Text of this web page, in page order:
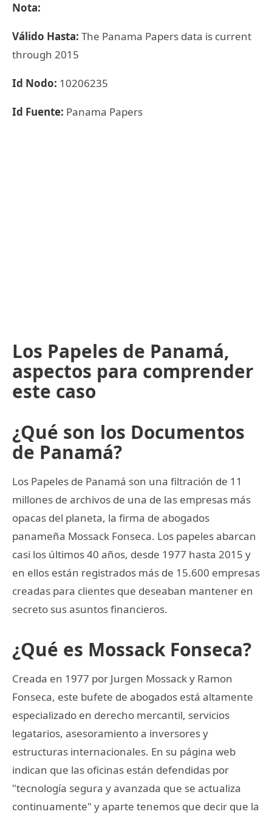
Nota:
Válido Hasta: The Panama Papers data is current
through 2015
Id Nodo: 10206235
Id Fuente: Panama Papers
Los Papeles de Panamá,
aspectos para comprender
este caso
¿Qué son los Documentos
de Panamá?
Los Papeles de Panamá son una filtración de 11
millones de archivos de una de las empresas más
opacas del planeta, la firma de abogados
panameña Mossack Fonseca. Los papeles abarcan
casi los últimos 40 años, desde 1977 hasta 2015 y
en ellos están registrados más de 15.600 empresas
creadas para clientes que deseaban mantener en
secreto sus asuntos financieros.
¿Qué es Mossack Fonseca?
Creada en 1977 por Jurgen Mossack y Ramon
Fonseca, este bufete de abogados está altamente
especializado en derecho mercantil, servicios
legatarios, asesoramiento a inversores y
estructuras internacionales. En su página web
indican que las oficinas están defendidas por
"tecnología segura y avanzada que se actualiza
continuamente" y aparte tenemos que decir que la